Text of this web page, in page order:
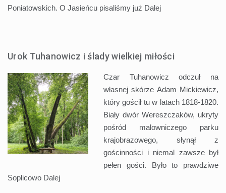
Poniatowskich. O Jasieńcu pisaliśmy już Dalej
Urok Tuhanowicz i ślady wielkiej miłości
Czar Tuhanowicz odczuł na
własnej skórze Adam Mickiewicz,
który gościł tu w latach 1818-1820.
Biały dwór Wereszczaków, ukryty
pośród malowniczego parku
krajobrazowego, słynął z
gościnności i niemal zawsze był
pełen gości. Było to prawdziwe
Soplicowo Dalej